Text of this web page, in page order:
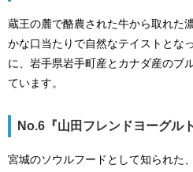
蔵王の麓で酪農された牛から取れた
かな口当たりで自然なテイストとな
に、岩手県岩手町産とカナダ産のブ
ています。
No.6『山田フレンドヨーグルト
宮城のソウルフードとして知られた